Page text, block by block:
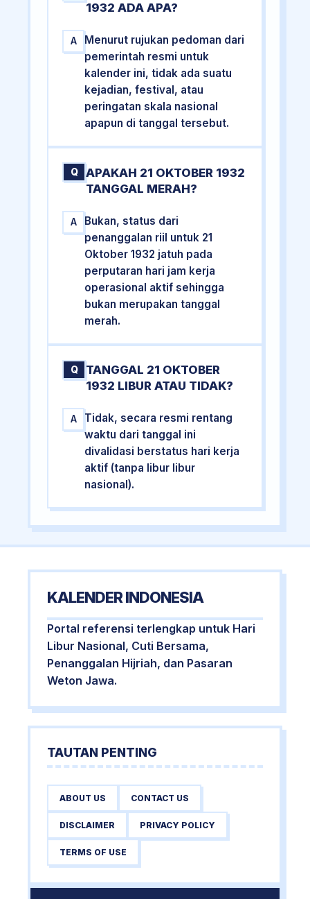
1932 ADA APA?
A
Menurut rujukan pedoman dari
pemerintah resmi untuk
kalender ini, tidak ada suatu
kejadian, festival, atau
peringatan skala nasional
apapun di tanggal tersebut.
Q
APAKAH 21 OKTOBER 1932
TANGGAL MERAH?
A
Bukan, status dari
penanggalan riil untuk 21
Oktober 1932 jatuh pada
perputaran hari jam kerja
operasional aktif sehingga
bukan merupakan tanggal
merah.
Q
TANGGAL 21 OKTOBER
1932 LIBUR ATAU TIDAK?
A
Tidak, secara resmi rentang
waktu dari tanggal ini
divalidasi berstatus hari kerja
aktif (tanpa libur libur
nasional).
KALENDER INDONESIA
Portal referensi terlengkap untuk Hari
Libur Nasional, Cuti Bersama,
Penanggalan Hijriah, dan Pasaran
Weton Jawa.
TAUTAN PENTING
ABOUT US CONTACT US
DISCLAIMER PRIVACY POLICY
TERMS OF USE